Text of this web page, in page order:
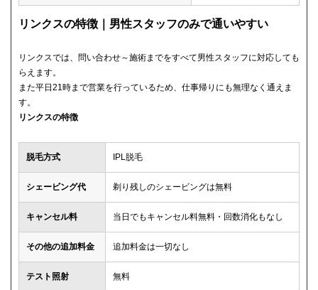
リンクスの特徴｜男性スタッフのみで通いやすい
リンクスでは、問い合わせ～施術までをすべて男性スタッフに対応しても
らえます。
また平日21時まで営業を行っているため、仕事帰りにも無理なく通えま
す。
リンクスの特徴
脱毛方式 IPL脱毛
シェービング代 剃り残しのシェービングは無料
キャンセル料 当日でもキャンセル料無料・回数消化もなし
その他の追加料金 追加料金は一切なし
テスト照射 無料